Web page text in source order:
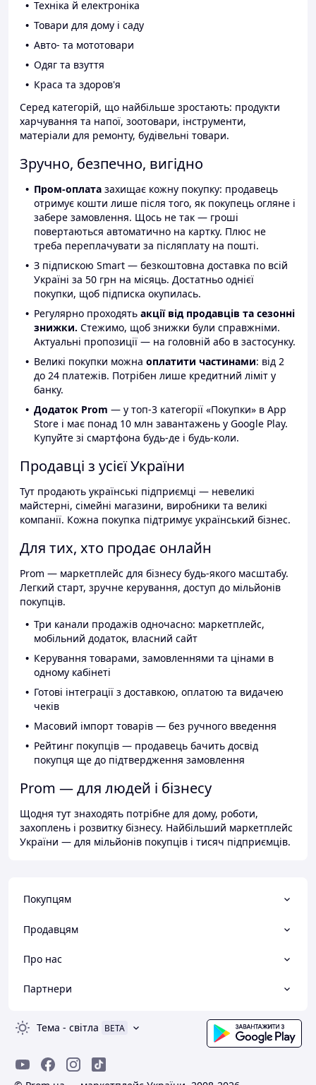
Техніка й електроніка
Товари для дому і саду
Авто- та мототовари
Одяг та взуття
Краса та здоров'я
Серед категорій, що найбільше зростають: продукти
харчування та напої, зоотовари, інструменти,
матеріали для ремонту, будівельні товари.
Зручно, безпечно, вигідно
Пром-оплата захищає кожну покупку: продавець
отримує кошти лише після того, як покупець огляне і
забере замовлення. Щось не так — гроші
повертаються автоматично на картку. Плюс не
треба переплачувати за післяплату на пошті.
З підпискою Smart — безкоштовна доставка по всій
Україні за 50 грн на місяць. Достатньо однієї
покупки, щоб підписка окупилась.
Регулярно проходять акції від продавців та сезонні
знижки. Стежимо, щоб знижки були справжніми.
Актуальні пропозиції — на головній або в застосунку.
Великі покупки можна оплатити частинами: від 2
до 24 платежів. Потрібен лише кредитний ліміт у
банку.
Додаток Prom — у топ-3 категорії «Покупки» в App
Store і має понад 10 млн завантажень у Google Play.
Купуйте зі смартфона будь-де і будь-коли.
Продавці з усієї України
Тут продають українські підприємці — невеликі
майстерні, сімейні магазини, виробники та великі
компанії. Кожна покупка підтримує український бізнес.
Для тих, хто продає онлайн
Prom — маркетплейс для бізнесу будь-якого масштабу.
Легкий старт, зручне керування, доступ до мільйонів
покупців.
Три канали продажів одночасно: маркетплейс,
мобільний додаток, власний сайт
Керування товарами, замовленнями та цінами в
одному кабінеті
Готові інтеграції з доставкою, оплатою та видачею
чеків
Масовий імпорт товарів — без ручного введення
Рейтинг покупців — продавець бачить досвід
покупця ще до підтвердження замовлення
Prom — для людей і бізнесу
Щодня тут знаходять потрібне для дому, роботи,
захоплень і розвитку бізнесу. Найбільший маркетплейс
України — для мільйонів покупців і тисяч підприємців.
Покупцям
Продавцям
Про нас
Партнери
Тема - світла BETA